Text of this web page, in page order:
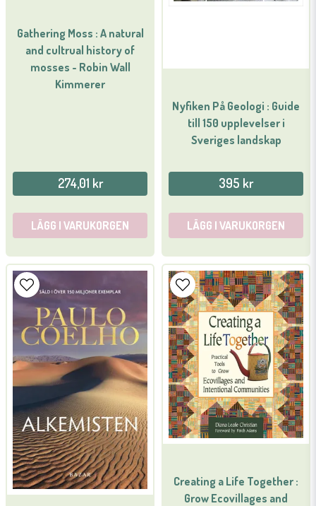
Skicka fråga
Gathering Moss : A natural
and cultrual history of
mosses - Robin Wall
Kimmerer
274,01 kr
LÄGG I VARUKORGEN
Nyfiken På Geologi : Guide
till 150 upplevelser i
Sveriges landskap
395 kr
LÄGG I VARUKORGEN
Creating a Life Together :
Grow Ecovillages and